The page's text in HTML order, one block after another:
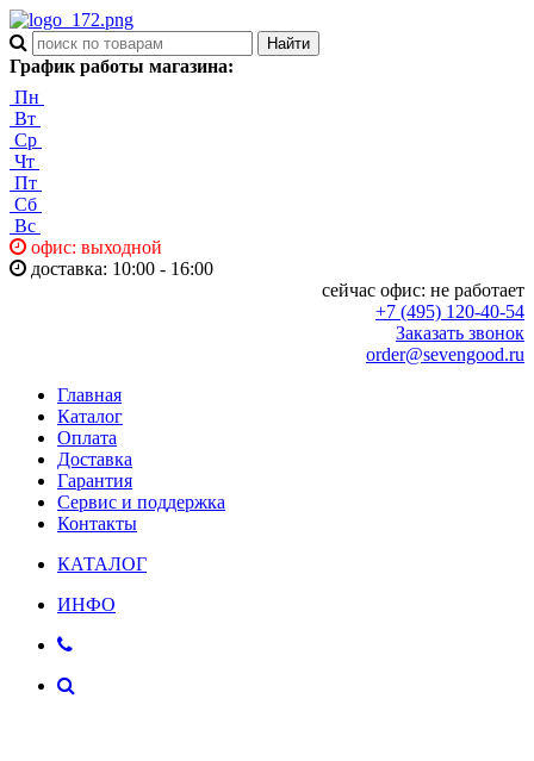
График работы магазина:
Пн
Вт
Ср
Чт
Пт
Сб
Вс
офис: выходной
доставка: 10:00 - 16:00
сейчас офис: не работает
+7 (495) 120-40-54
Заказать звонок
order@sevengood.ru
Главная
Каталог
Оплата
Доставка
Гарантия
Сервис и поддержка
Контакты
КАТАЛОГ
ИНФО